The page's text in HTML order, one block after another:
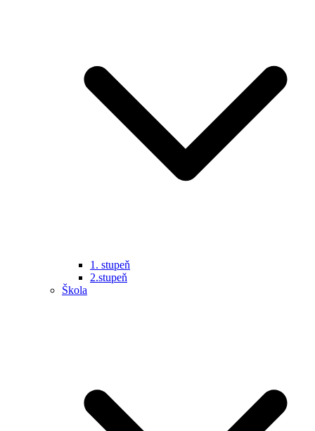
1. stupeň
2.stupeň
Škola